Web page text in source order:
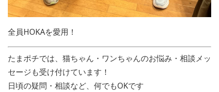
全員HOKAを愛用！
たまポチでは、猫ちゃん・ワンちゃんのお悩み・相談メッ
セージも受け付けています！
日頃の疑問・相談など、何でもOKです